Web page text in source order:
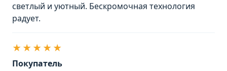
светлый и уютный. Бескромочная технология
радует.
★★★★★
Покупатель